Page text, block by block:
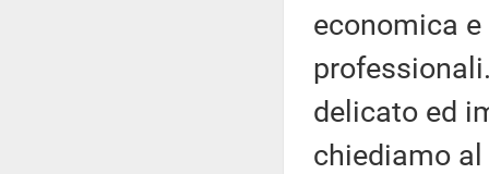
economica
delicato ed
chiediamo